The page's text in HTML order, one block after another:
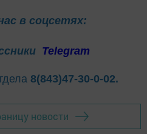
в соцсетях:
Telegram
8(843)47-30-0-02.
новости